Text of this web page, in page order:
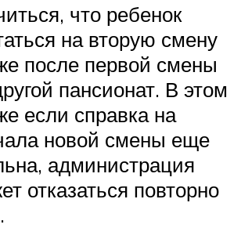
что ребенок
на вторую смену
после первой смены
пансионат. В этом
если справка на
новой смены еще
администрация
отказаться повторно